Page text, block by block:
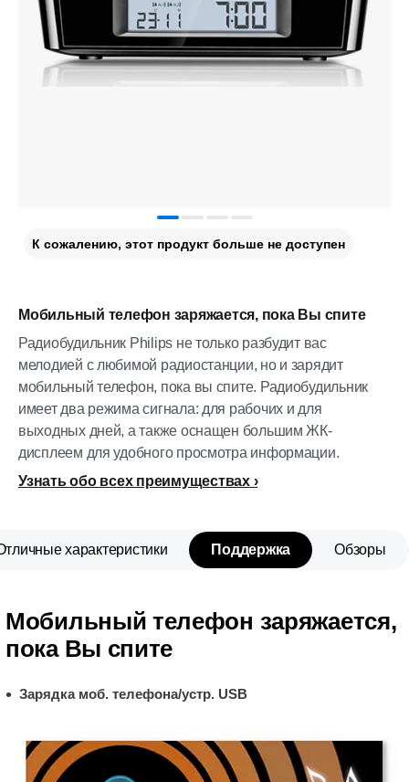
Мобильный телефон заряжается, пока Вы спите
Радиобудильник Philips не только разбудит вас
мелодией с любимой радиостанции, но и зарядит
мобильный телефон, пока вы спите. Радиобудильник
имеет два режима сигнала: для рабочих и для
выходных дней, а также оснащен большим ЖК-
дисплеем для удобного просмотра информации.
Узнать обо всех преимуществах
К сожалению, этот продукт больше не доступен
характеристики Поддержка Обзоры
Мобильный телефон заряжается,
пока Вы спите
Зарядка моб. телефона/устр. USB